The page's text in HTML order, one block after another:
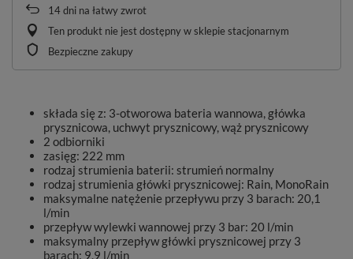
14dni na łatwy zwrot
Ten produkt nie jest dostępny w sklepie stacjonarnym
Bezpieczne zakupy
składa się z: 3-otworowa bateria wannowa, główka
prysznicowa, uchwyt prysznicowy, wąż prysznicowy
2 odbiorniki
zasięg: 222 mm
rodzaj strumienia baterii: strumień normalny
rodzaj strumienia główki prysznicowej: Rain, MonoRain
maksymalne natężenie przepływu przy 3 barach: 20,1
l/min
przepływ wylewki wannowej przy 3 bar: 20 l/min
maksymalny przepływ główki prysznicowej przy 3
barach: 9,9 l/min